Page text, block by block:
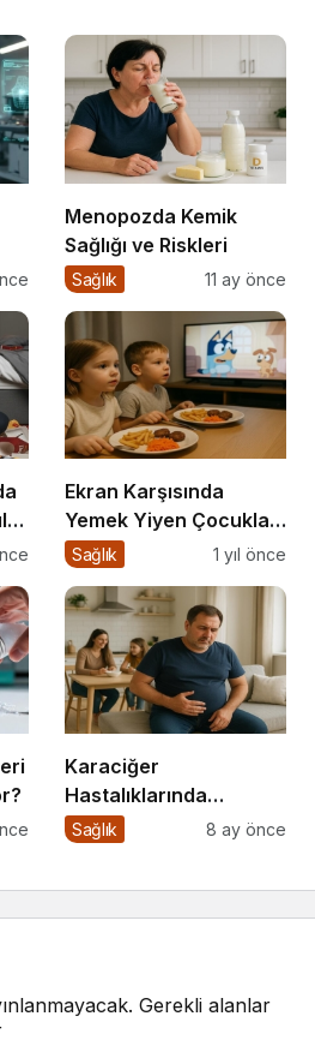
Menopozda Kemik
Sağlığı ve Riskleri
Sağlık 11 ay önce
Ekran Karşısında
Yemek Yiyen Çocuklar:
Sessiz Tehlike
Sağlık 1 yıl önce
Karaciğer
Hastalıklarında
Beslenme
Sağlık 8 ay önce
Gerekli alanlar